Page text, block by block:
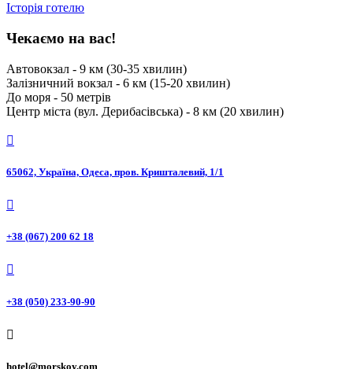
Історія готелю
Чекаємо на вас!
Автовокзал - 9 км (30-35 хвилин)
Залізничний вокзал - 6 км (15-20 хвилин)
До моря - 50 метрів
Центр міста (вул. Дерибасівська) - 8 км (20 хвилин)

65062, Україна, Одеса, пров. Кришталевий, 1/1

+38 (067) 200 62 18

+38 (050) 233-90-90

hotel@morskoy.com